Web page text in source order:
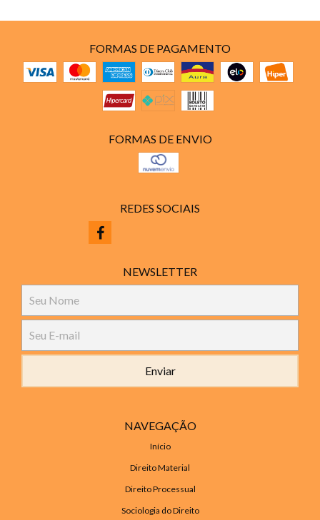
FORMAS DE PAGAMENTO
FORMAS DE ENVIO
REDES SOCIAIS
NEWSLETTER
NAVEGAÇÃO
Início
Direito Material
Direito Processual
Sociologia do Direito